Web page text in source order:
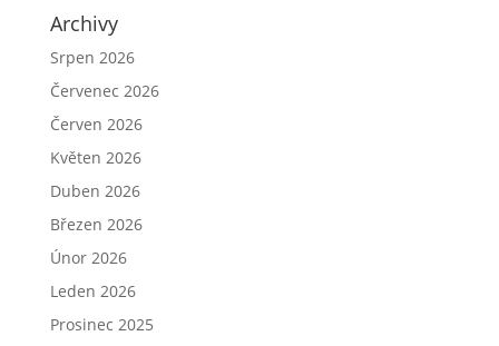
Archivy
Srpen 2026
Červenec 2026
Červen 2026
Květen 2026
Duben 2026
Březen 2026
Únor 2026
Leden 2026
Prosinec 2025